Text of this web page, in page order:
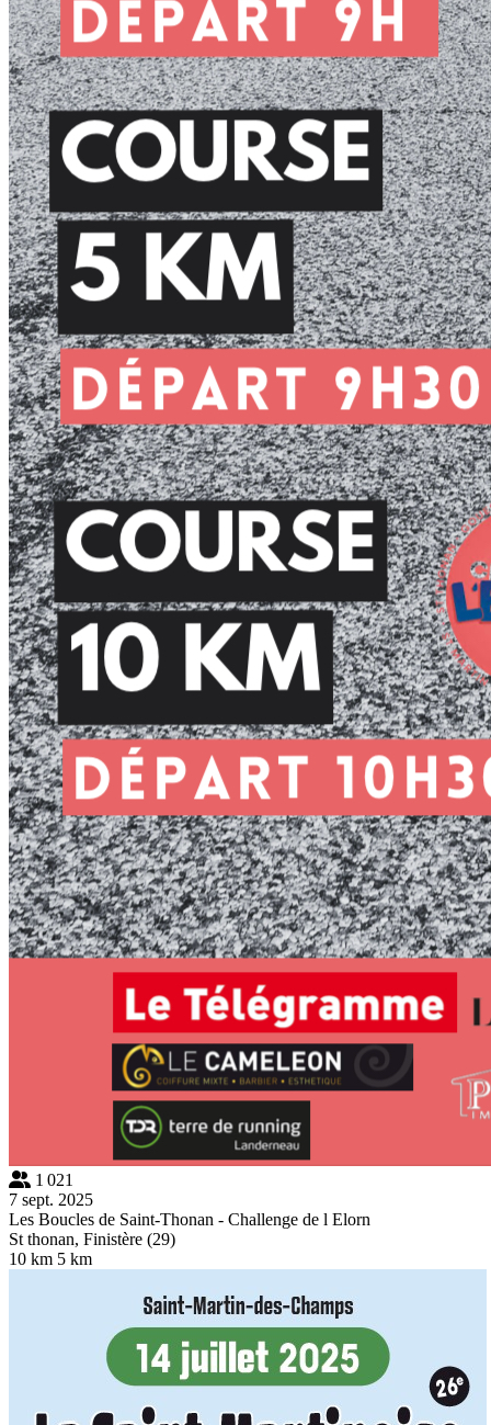
1 021
7 sept. 2025
Les Boucles de Saint-Thonan - Challenge de l Elorn
St thonan, Finistère (29)
10 km 5 km